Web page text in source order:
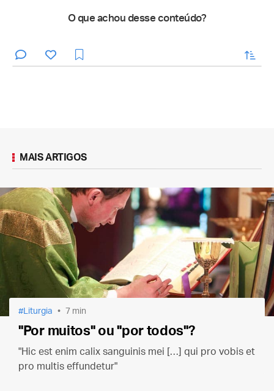
O que achou desse conteúdo?
enviar
MAIS ARTIGOS
Liturgia 7 min
"Por muitos" ou "por todos"?
"Hic est enim calix sanguinis mei […] qui pro vobis et
pro multis effundetur"